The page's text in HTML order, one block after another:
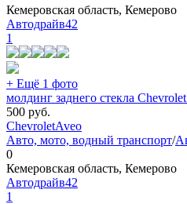
Кемеровская область, Кемерово
Автодрайв42
1
+ Ещё 1 фото
молдинг заднего стекла
500 руб.
ChevroletAveo
Авто, мото, водный транспорт/
0
Кемеровская область, Кемерово
Автодрайв42
1